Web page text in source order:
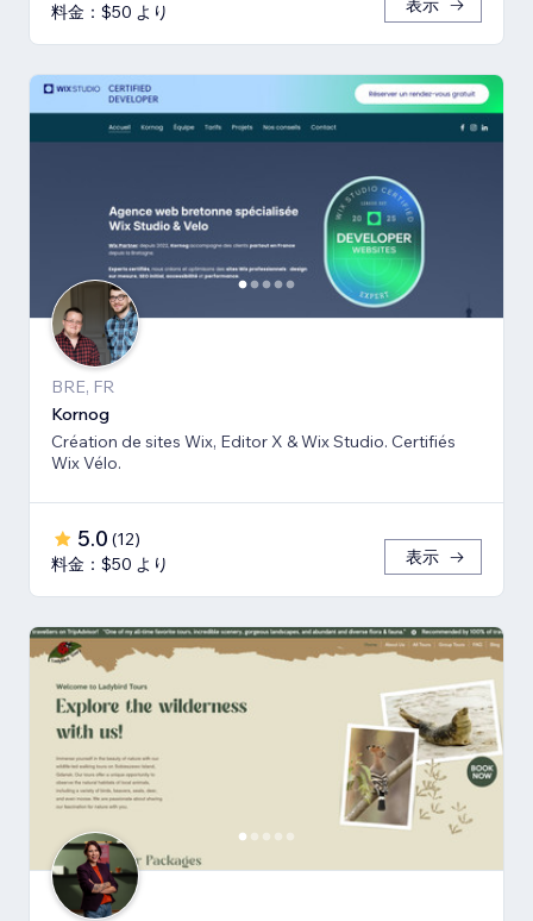
料金：$50 より
BRE, FR
Kornog
Création de sites Wix, Editor X & Wix Studio. Certifiés
Wix Vélo.
5.0 (12)
料金：$50 より
表示